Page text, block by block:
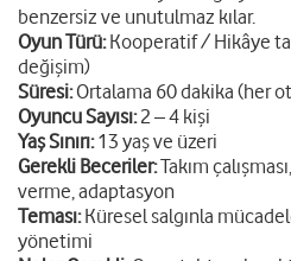
benzersiz ve unutulmaz kılar.
Oyun Türü:Kooperatif / Hikâye
değişim)
Süresi:Ortalama 60 dakika (her
Oyuncu Sayısı:2 – 4 kişi
Yaş Sınırı:13 yaş ve üzeri
Gerekli Beceriler:Takım
verme, adaptasyon
Teması:Küresel salgınla
yönetimi